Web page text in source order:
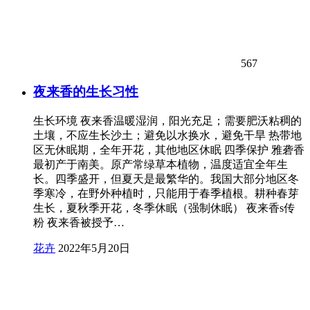
567
夜来香的生长习性
生长环境 夜来香温暖湿润，阳光充足；需要肥沃粘稠的
土壤，不应生长沙土；避免以水换水，避免干旱 热带地
区无休眠期，全年开花，其他地区休眠 四季保护 雅砻香
最初产于南美。原产常绿草本植物，温度适宜全年生
长。四季盛开，但夏天是最繁华的。我国大部分地区冬
季寒冷，在野外种植时，只能用于春季植根。耕种春芽
生长，夏秋季开花，冬季休眠（强制休眠） 夜来香s传
粉 夜来香被授予…
花卉 2022年5月20日